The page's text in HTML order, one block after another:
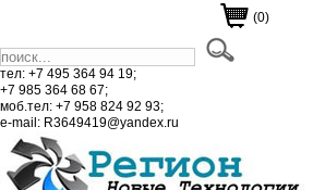
(0)
тел: +7 495 364 94 19;
+7 985 364 68 67;
моб.тел: +7 958 824 92 93;
e-mail: R3649419@yandex.ru